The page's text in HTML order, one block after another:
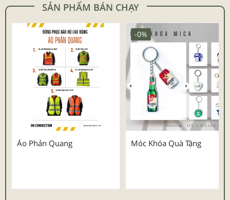
SẢN PHẨM BÁN CHẠY
Áo Phản Quang Móc Khóa Quà Tặng
-0%